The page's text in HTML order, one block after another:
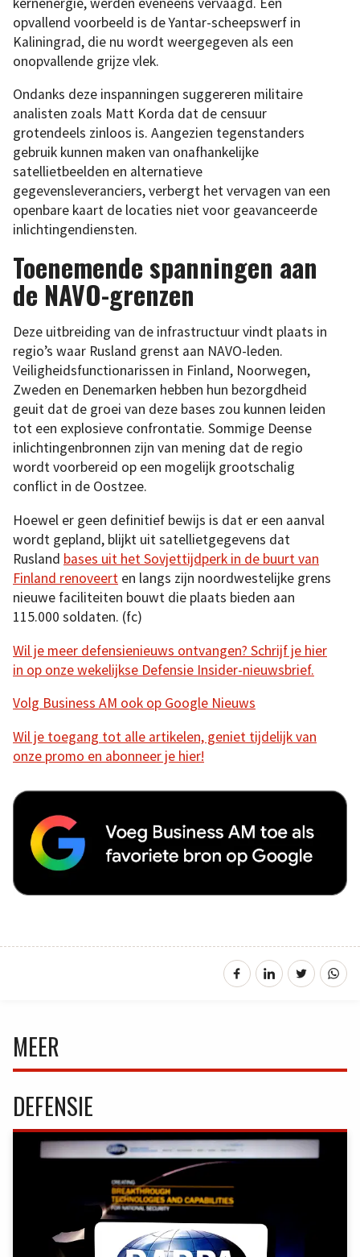
opvallend voorbeeld is de Yantar-scheepswerf in
Kaliningrad, die nu wordt weergegeven als een
onopvallende grijze vlek.
Ondanks deze inspanningen suggereren militaire
analisten zoals Matt Korda dat de censuur
grotendeels zinloos is. Aangezien tegenstanders
gebruik kunnen maken van onafhankelijke
satellietbeelden en alternatieve
gegevensleveranciers, verbergt het vervagen van een
openbare kaart de locaties niet voor geavanceerde
inlichtingendiensten.
Toenemende spanningen aan
de NAVO-grenzen
Deze uitbreiding van de infrastructuur vindt plaats in
regio’s waar Rusland grenst aan NAVO-leden.
Veiligheidsfunctionarissen in Finland, Noorwegen,
Zweden en Denemarken hebben hun bezorgdheid
geuit dat de groei van deze bases zou kunnen leiden
tot een explosieve confrontatie. Sommige Deense
inlichtingenbronnen zijn van mening dat de regio
wordt voorbereid op een mogelijk grootschalig
conflict in de Oostzee.
Hoewel er geen definitief bewijs is dat er een aanval
wordt gepland, blijkt uit satellietgegevens dat
Rusland bases uit het Sovjettijdperk in de buurt van
Finland renoveert en langs zijn noordwestelijke grens
nieuwe faciliteiten bouwt die plaats bieden aan
115.000 soldaten. (fc)
Wil je meer defensienieuws ontvangen? Schrijf je hier
in op onze wekelijkse Defensie Insider-nieuwsbrief.
Volg Business AM ook op Google Nieuws
Wil je toegang tot alle artikelen, geniet tijdelijk van
onze promo en abonneer je hier!
MEER
DEFENSIE